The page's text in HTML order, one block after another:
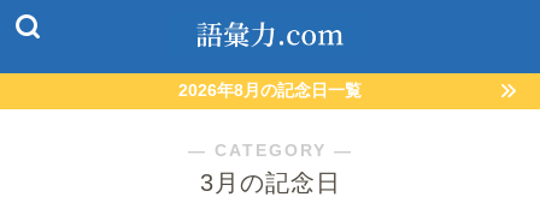
2026年8月の記念日一覧
― CATEGORY ―
3月の記念日